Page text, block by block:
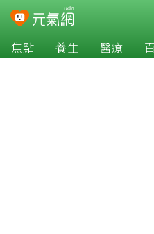
焦點 養生 醫療